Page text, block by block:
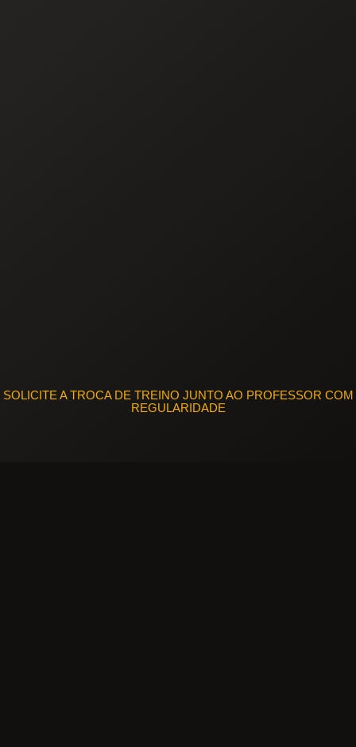
SOLICITE A TROCA DE TREINO JUNTO AO PROFESSOR COM
REGULARIDADE